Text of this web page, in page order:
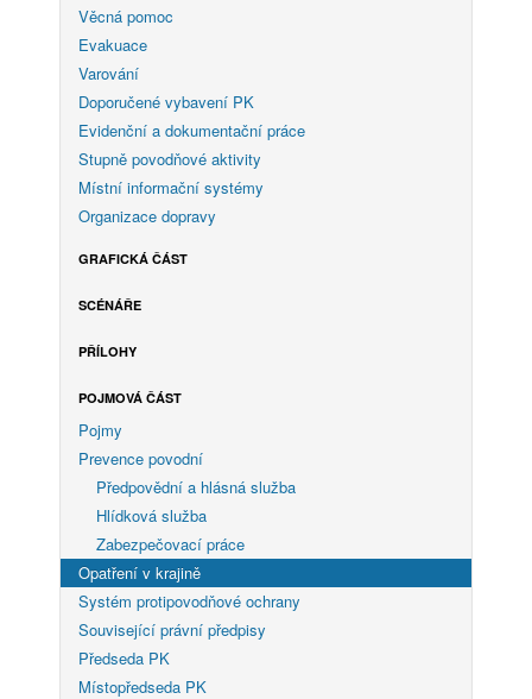
Věcná pomoc
Evakuace
Varování
Doporučené vybavení PK
Evidenční a dokumentační práce
Stupně povodňové aktivity
Místní informační systémy
Organizace dopravy
GRAFICKÁ ČÁST
SCÉNÁŘE
PŘÍLOHY
POJMOVÁ ČÁST
Pojmy
Prevence povodní
Předpovědní a hlásná služba
Hlídková služba
Zabezpečovací práce
Opatření v krajině
Systém protipovodňové ochrany
Související právní předpisy
Předseda PK
Místopředseda PK